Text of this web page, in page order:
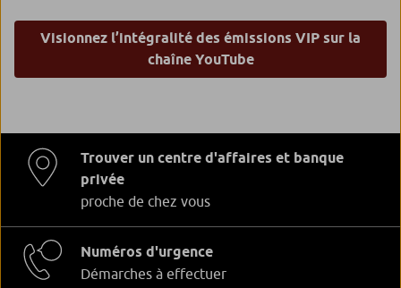
Visionnez l’intégralité des émissions VIP sur la
chaîne YouTube
Trouver un centre d'affaires et banque
privée
proche de chez vous
Numéros d'urgence
Démarches à effectuer